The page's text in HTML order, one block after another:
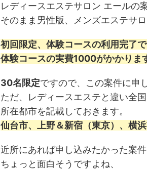
レディースエステサロン エールの
そのまま男性版、メンズエステサ
初回限定、体験コースの利用完了
体験コースの実費1000がかかりま
30名限定ですので、この案件に申
ただ、レディースエステと違い全
所在都市を記載しておきます。
仙台市、上野＆新宿（東京）、横
近所にあれば申し込みたかった案
ちょっと面白そうですよね、